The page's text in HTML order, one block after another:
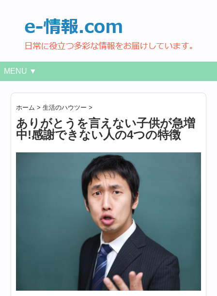
MENU ▼
ホーム >生活のハウツー >
ありがとうを言えない子供が急増
中!感謝できない人の4つの特徴